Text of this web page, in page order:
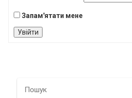
Запам'ятати мене
Увійти